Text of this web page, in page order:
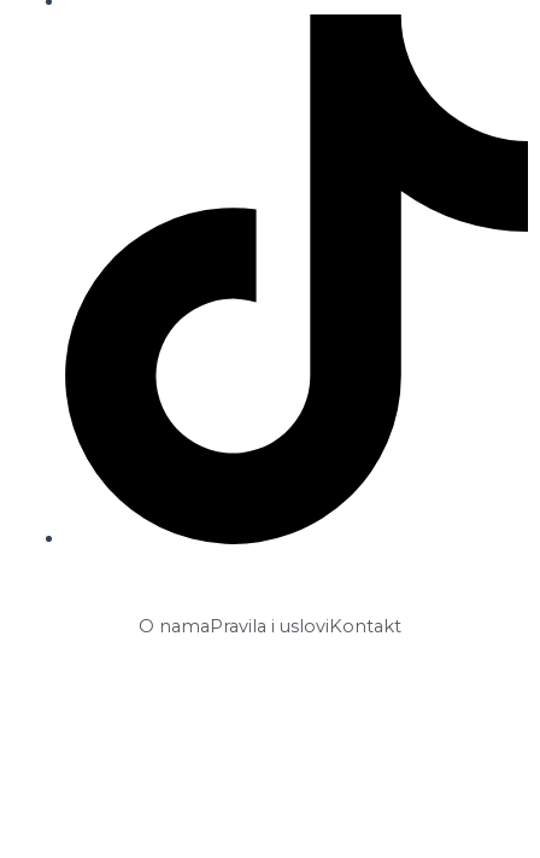
O namaPravila i usloviKontakt